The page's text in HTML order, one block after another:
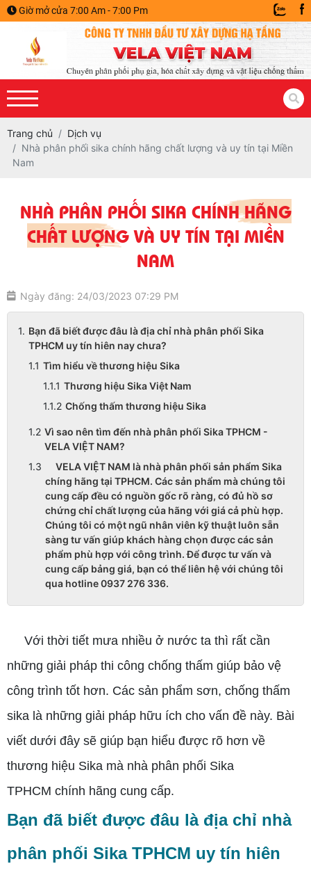
Giờ mở cửa 7:00 Am - 7:00 Pm
Trang chủ
Dịch vụ
Nhà phân phối sika chính hãng chất lượng và uy tín tại Miền
Nam
NHÀ PHÂN PHỐI SIKA CHÍNH HÃNG
CHẤT LƯỢNG VÀ UY TÍN TẠI MIỀN
NAM
Ngày đăng: 24/03/2023 07:29 PM
Bạn đã biết được đâu là địa chỉ nhà phân phối Sika
TPHCM uy tín hiên nay chưa?
Tìm hiểu về thương hiệu Sika
Thương hiệu Sika Việt Nam
Chống thấm thương hiệu Sika
Vì sao nên tìm đến nhà phân phối Sika TPHCM -
VELA VIỆT NAM?
VELA VIỆT NAM là nhà phân phối sản phẩm Sika
chíng hãng tại TPHCM. Các sản phẩm mà chúng tôi
cung cấp đều có nguồn gốc rõ ràng, có đủ hồ sơ
chứng chỉ chất lượng của hãng với giá cả phù hợp.
Chúng tôi có một ngũ nhân viên kỹ thuật luôn sẵn
sàng tư vấn giúp khách hàng chọn được các sản
phẩm phù hợp với công trình. Để được tư vấn và
cung cấp bảng giá, bạn có thể liên hệ với chúng tôi
qua hotline 0937 276 336.
Với thời tiết mưa nhiều ở nước ta thì rất cần
những giải pháp thi công chống thấm giúp bảo vệ
công trình tốt hơn. Các sản phẩm sơn, chống thấm
sika là những giải pháp hữu ích cho vấn đề này. Bài
viết dưới đây sẽ giúp bạn hiểu được rõ hơn về
thương hiệu Sika mà nhà phân phối Sika
TPHCM chính hãng cung cấp.
Bạn đã biết được đâu là địa chỉ nhà
phân phối Sika TPHCM uy tín hiên